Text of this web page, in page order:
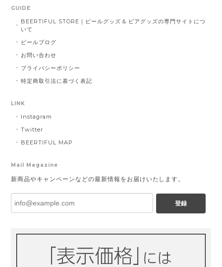
GUIDE
BEERTIFUL STORE｜ビールグッズ & ビアグッズの専門サイトにつ
いて
ビールブログ
お問い合わせ
プライバシーポリシー
特定商取引法に基づく表記
LINK
Instagram
Twitter
BEERTIFUL MAP
Mail Magazine
新商品やキャンペーンなどの最新情報をお届けいたします。
登録